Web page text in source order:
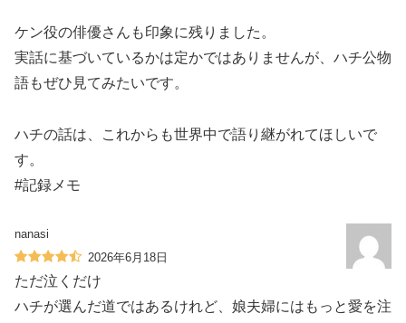
ケン役の俳優さんも印象に残りました。
実話に基づいているかは定かではありませんが、ハチ公物
語もぜひ見てみたいです。
ハチの話は、これからも世界中で語り継がれてほしいで
す。
#記録メモ
nanasi
2026年6月18日
ただ泣くだけ
ハチが選んだ道ではあるけれど、娘夫婦にはもっと愛を注